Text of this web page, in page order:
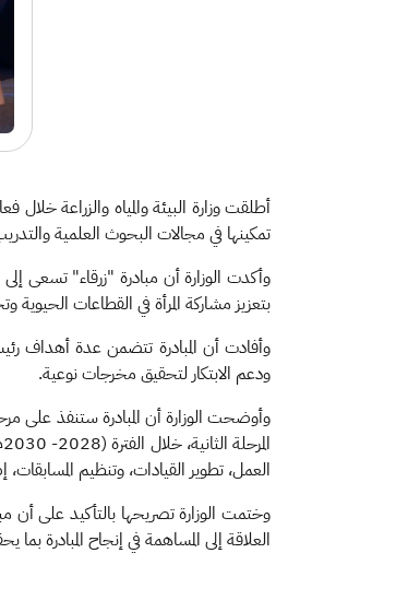
تمكينها في مجالات البحوث العلمية
وأكدت الوزارة أن مبادرة "زرقاء" تسعى إلى
بتعزيز مشاركة المرأة في القطاعات الحيوية
وأفادت أن المبادرة تتضمن عدة أهداف
ودعم الابتكار لتحقيق مخرجات نوعية.
العمل، تطوير القيادات، وتنظيم
وختمت الوزارة تصريحها بالتأكيد على أن
العلاقة إلى المساهمة في إنجاح المبادرة بما